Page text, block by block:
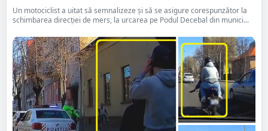
Un motociclist a uitat să semnalizeze și să se asigure corespunzător la
schimbarea direcției de mers, la urcarea pe Podul Decebal din munici...